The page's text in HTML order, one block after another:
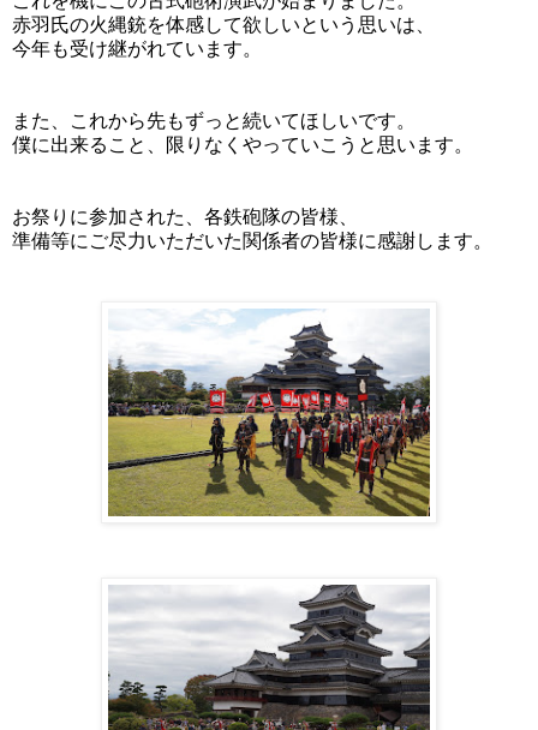
赤羽氏の火縄銃を体感して欲しいという思いは、
今年も受け継がれています。
また、これから先もずっと続いてほしいです。
僕に出来ること、限りなくやっていこうと思います。
お祭りに参加された、各鉄砲隊の皆様、
準備等にご尽力いただいた関係者の皆様に感謝します。